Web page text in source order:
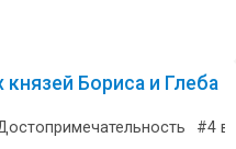
Бориса и Глеба
#4 в